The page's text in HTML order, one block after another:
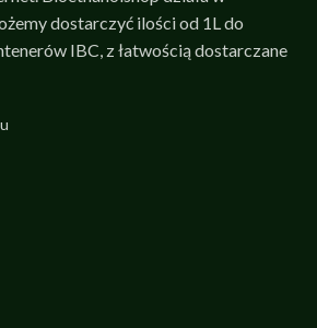
dostarczyć ilości od 1L do
IBC, z łatwością dostarczane